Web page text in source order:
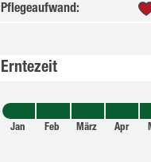
Pflegeaufwand:
Erntezeit
Jan Feb März Apr